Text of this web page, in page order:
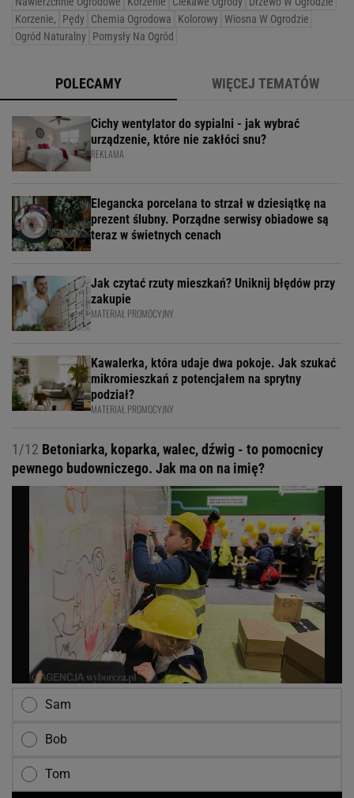
Korzenie,
Pędy Chemia Ogrodowa Kolorowy Wiosna W Ogrodzie
Ogród Naturalny Pomysły Na Ogród
POLECAMY WIĘCEJ TEMATÓW
Cichy wentylator do sypialni - jak wybrać
urządzenie, które nie zakłóci snu?
REKLAMA
Elegancka porcelana to strzał w dziesiątkę na
prezent ślubny. Porządne serwisy obiadowe są
teraz w świetnych cenach
Jak czytać rzuty mieszkań? Uniknij błędów przy
zakupie
MATERIAŁ PROMOCYJNY
Kawalerka, która udaje dwa pokoje. Jak szukać
mikromieszkań z potencjałem na sprytny
podział?
MATERIAŁ PROMOCYJNY
1/12 Betoniarka, koparka, walec, dźwig - to pomocnicy
pewnego budowniczego. Jak ma on na imię?
Sam
Bob
Tom